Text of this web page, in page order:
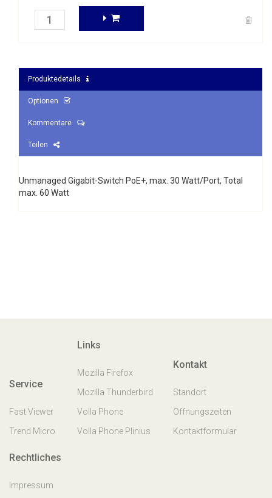
Produktedetails
Optionen
Kommentare
Teilen
Unmanaged Gigabit-Switch PoE+, max. 30 Watt/Port, Total
max. 60 Watt
Service
Fast Viewer
Trend Micro
Links
Mozilla Firefox
Mozilla Thunderbird
Volla Phone
Volla Phone Plinius
Kontakt
Standort
Öffnungszeiten
Kontaktformular
Rechtliches
Impressum